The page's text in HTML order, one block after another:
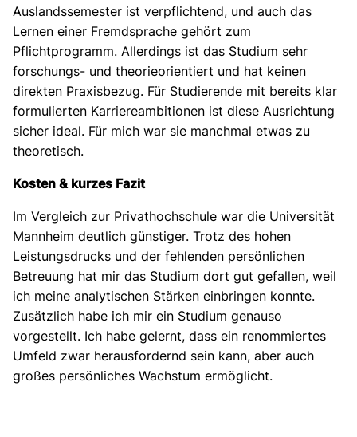
Auslandssemester ist verpflichtend, und auch das
Lernen einer Fremdsprache gehört zum
Pflichtprogramm. Allerdings ist das Studium sehr
forschungs- und theorieorientiert und hat keinen
direkten Praxisbezug. Für Studierende mit bereits klar
formulierten Karriereambitionen ist diese Ausrichtung
sicher ideal. Für mich war sie manchmal etwas zu
theoretisch.
Kosten & kurzes Fazit
Im Vergleich zur Privathochschule war die Universität
Mannheim deutlich günstiger. Trotz des hohen
Leistungsdrucks und der fehlenden persönlichen
Betreuung hat mir das Studium dort gut gefallen, weil
ich meine analytischen Stärken einbringen konnte.
Zusätzlich habe ich mir ein Studium genauso
vorgestellt. Ich habe gelernt, dass ein renommiertes
Umfeld zwar herausfordernd sein kann, aber auch
großes persönliches Wachstum ermöglicht.